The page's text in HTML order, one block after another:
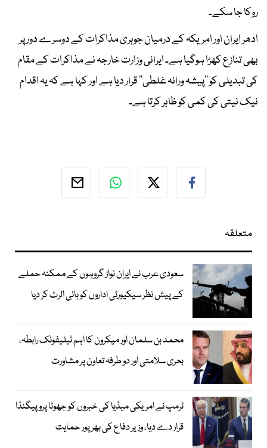
روکا جا سکے۔
ادھر ایران اور امریکہ کے درمیان جوہری مذاکرات کے دوسرے دور پر
بھی تنازع کھڑا ہوگیا ہے۔ ایرانی وزارت خارجہ نے مذاکرات کے مقام
کی تبدیلی کو ’’پیشہ ورانہ غلطی‘‘ قرار دیا ہے اور کہا ہے کہ یہ اقدام
نیک نیتی کی کمی کو ظاہر کرتا ہے۔
متعلقہ
سعودی عرب نے ایران نواز گروہوں کے ممکنہ حملے
کے پیش نظر سیکیورٹی اداروں کو ہائی الرٹ کر دیا
محمد بن سلمان اور میکرون کا اہم ٹیلیفونک رابطہ،
بحری سلامتی اور دو طرفہ تعاون پر مشاورت
ٹرمپ نے امریکی میڈیا کی خبروں کو جھوٹا پروپیگنڈا
قرار دے دیا، وزیر دفاع کی بھرپور حمایت